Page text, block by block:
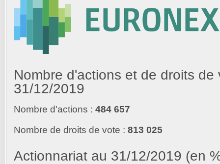
Nombre d'actions et de droits de
31/12/2019
Nombre d'actions : 484 657
Nombre de droits de vote : 813 025
Actionnariat au 31/12/2019 (en